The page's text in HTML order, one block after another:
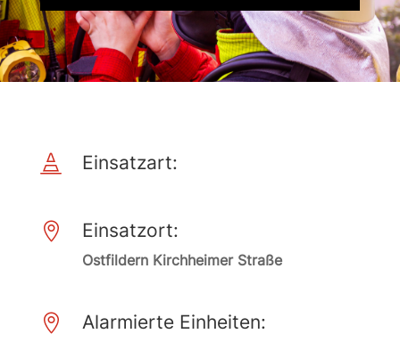
 Einsatzart:
 Einsatzort:
Ostfildern Kirchheimer Straße
 Alarmierte Einheiten: